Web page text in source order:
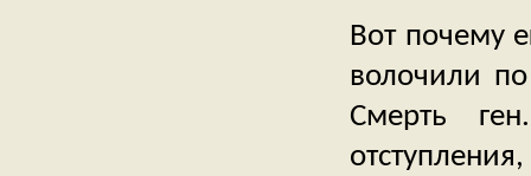
Вот почему
волочили
Смерть